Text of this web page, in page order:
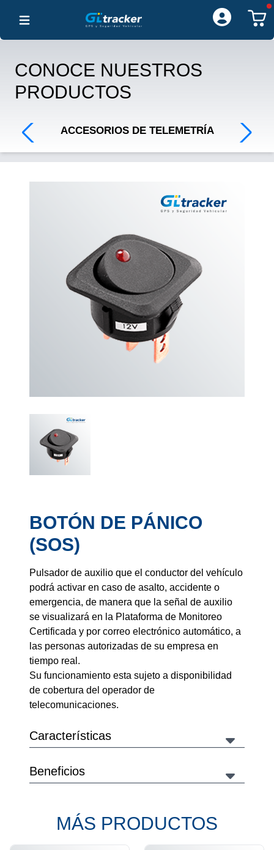
Open main menu
CONOCE NUESTROS
PRODUCTOS
ACCESORIOS DE TELEMETRÍA
BOTÓN DE PÁNICO
(SOS)
Pulsador de auxilio que el conductor del vehículo
podrá activar en caso de asalto, accidente o
emergencia, de manera que la señal de auxilio
se visualizará en la Plataforma de Monitoreo
Certificada y por correo electrónico automático, a
las personas autorizadas de su empresa en
tiempo real.
Su funcionamiento esta sujeto a disponibilidad
de cobertura del operador de
telecomunicaciones.
Características
Beneficios
MÁS PRODUCTOS